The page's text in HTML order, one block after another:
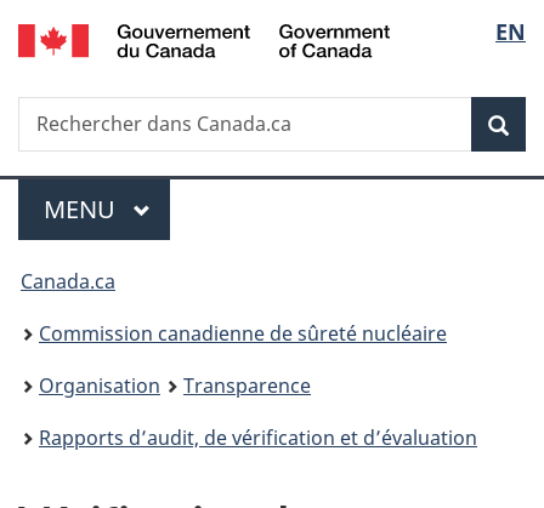
Passer
au
principal
de
la
EN
Recherche
Rechercher
dans
Menu
MENU PRINCIPAL
Vous
êtes
ici
Canada.ca
Commission canadienne de sûreté nucléaire
Organisation
Transparence
Rapports d’audit, de vérification et d’évaluation